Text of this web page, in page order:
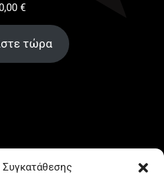
Συγκατάθεσης
€
τώρα